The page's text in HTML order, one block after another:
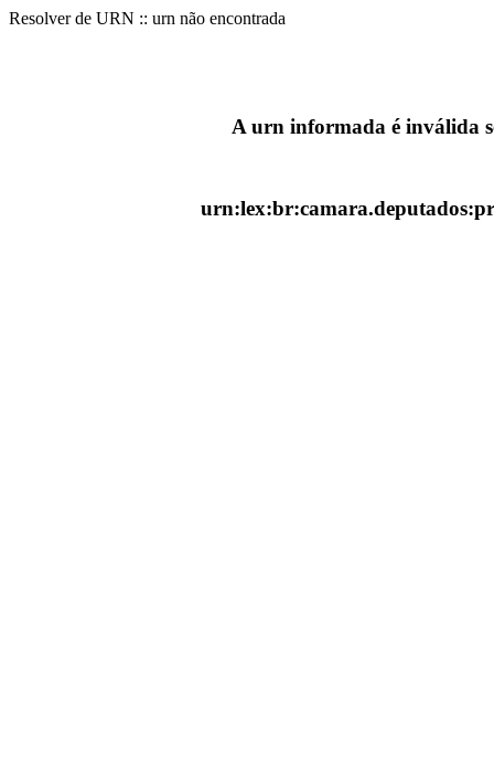
Resolver de URN :: urn não encontrada
A urn informada é inválida